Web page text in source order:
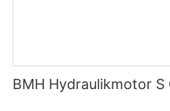
BMH Hydraulikmotor S